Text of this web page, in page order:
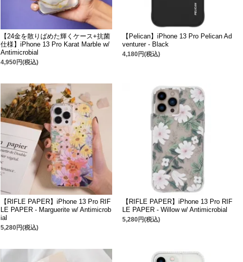
【24金を散りばめた輝くケース+抗菌
仕様】iPhone 13 Pro Karat Marble w/
Antimicrobial
4,950円(税込)
【Pelican】iPhone 13 Pro Pelican Ad
venturer - Black
4,180円(税込)
【RIFLE PAPER】iPhone 13 Pro RIF
LE PAPER - Marguerite w/ Antimicrob
ial
5,280円(税込)
【RIFLE PAPER】iPhone 13 Pro RIF
LE PAPER - Willow w/ Antimicrobial
5,280円(税込)